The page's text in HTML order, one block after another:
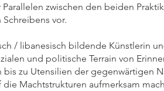
zwischen den beiden
vor.
/ libanesisch bildende Künstlerin
und politische Terrain von
zu Utensilien der gegenwärtigen
Machtstrukturen aufmerksam